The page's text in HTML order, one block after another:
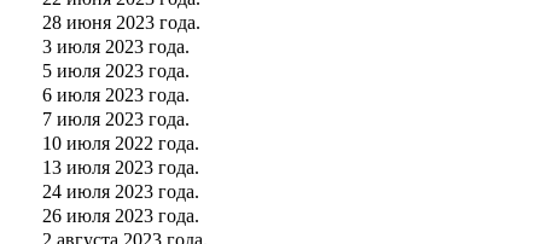
28 июня 2023 года.
3 июля 2023 года.
5 июля 2023 года.
6 июля 2023 года.
7 июля 2023 года.
10 июля 2022 года.
13 июля 2023 года.
24 июля 2023 года.
26 июля 2023 года.
2 августа 2023 года.